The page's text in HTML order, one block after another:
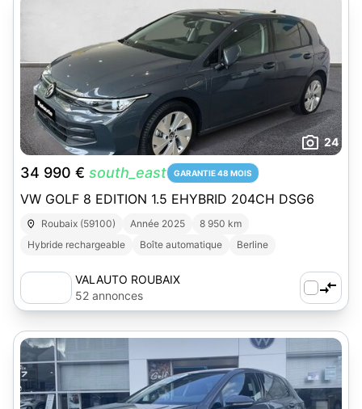
24
34 990 € south_east GARANTIE 48 MOIS
VW GOLF 8 EDITION 1.5 EHYBRID 204CH DSG6
Roubaix (59100) Année 2025
8 950 km
Hybride rechargeable
Boîte automatique Berline
VALAUTO ROUBAIX
52 annonces